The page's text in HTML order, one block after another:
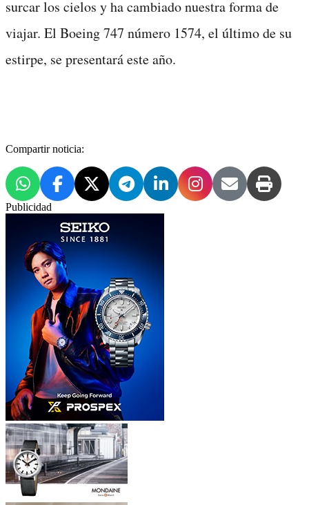
surcar los cielos y ha cambiado nuestra forma de
viajar. El Boeing 747 número 1574, el último de su
estirpe, se presentará este año.
Compartir noticia:
Publicidad